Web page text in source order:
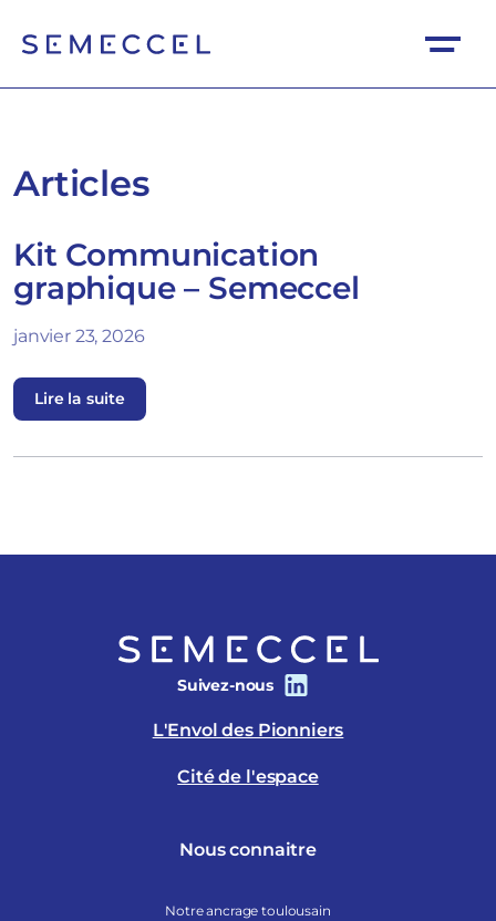
Articles
Kit Communication
graphique – Semeccel
janvier 23, 2026
Lire la suite
Suivez-nous
L'Envol des Pionniers
Cité de l'espace
Nous connaitre
Notre ancrage toulousain